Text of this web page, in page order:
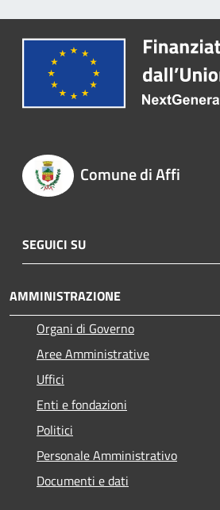
Comune di Affi
SEGUICI SU
AMMINISTRAZIONE
Organi di Governo
Aree Amministrative
Uffici
Enti e fondazioni
Politici
Personale Amministrativo
Documenti e dati